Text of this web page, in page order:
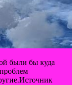
были бы куда